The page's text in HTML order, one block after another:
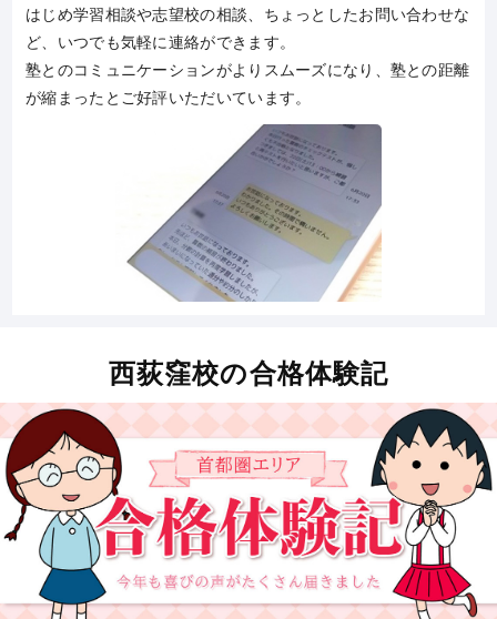
はじめ学習相談や志望校の相談、ちょっとしたお問い合わせな
ど、いつでも気軽に連絡ができます。
塾とのコミュニケーションがよりスムーズになり、塾との距離
が縮まったとご好評いただいています。
西荻窪校の合格体験記